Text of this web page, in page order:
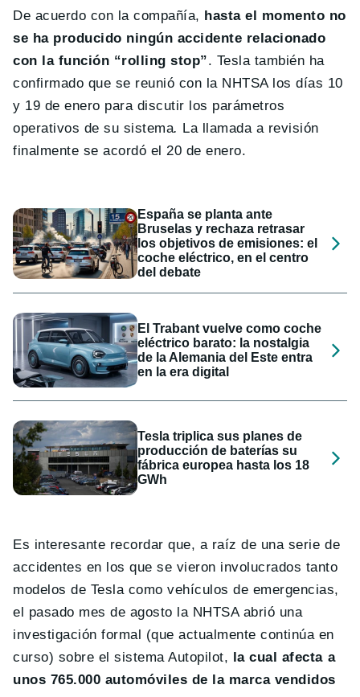
De acuerdo con la compañía, hasta el momento no
se ha producido ningún accidente relacionado
con la función “rolling stop”. Tesla también ha
confirmado que se reunió con la NHTSA los días 10
y 19 de enero para discutir los parámetros
operativos de su sistema. La llamada a revisión
finalmente se acordó el 20 de enero.
España se planta ante
Bruselas y rechaza retrasar
los objetivos de emisiones: el
coche eléctrico, en el centro
del debate
El Trabant vuelve como coche
eléctrico barato: la nostalgia
de la Alemania del Este entra
en la era digital
Tesla triplica sus planes de
producción de baterías su
fábrica europea hasta los 18
GWh
Es interesante recordar que, a raíz de una serie de
accidentes en los que se vieron involucrados tanto
modelos de Tesla como vehículos de emergencias,
el pasado mes de agosto la NHTSA abrió una
investigación formal (que actualmente continúa en
curso) sobre el sistema Autopilot, la cual afecta a
unos 765.000 automóviles de la marca vendidos